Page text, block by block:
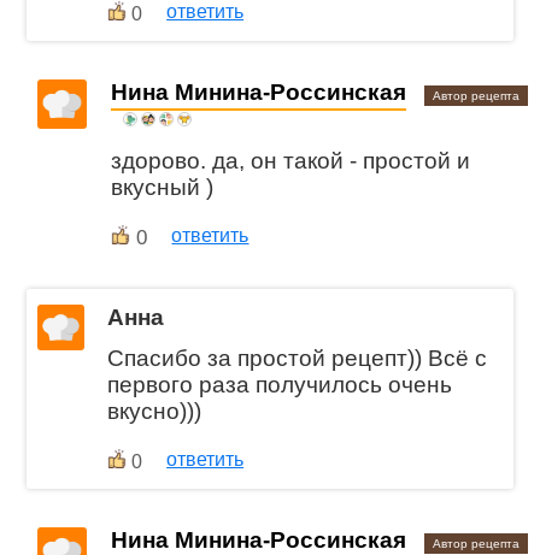
0 ответить
Нина Минина-Россинская Автор рецепта
здорово. да, он такой - простой и
вкусный )
0 ответить
Анна
Спасибо за простой рецепт)) Всё с
первого раза получилось очень
вкусно)))
0 ответить
Нина Минина-Россинская Автор рецепта